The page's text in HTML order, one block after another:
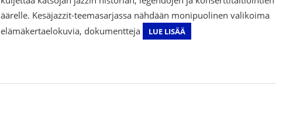
äärelle. Kesäjazzit-teemasarjassa nähdään monipuolinen valikoima
elämäkertaelokuvia, dokumentteja
LUE LISÄÄ